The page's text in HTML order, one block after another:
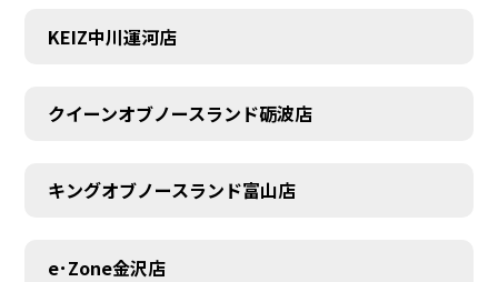
KEIZ中川運河店
クイーンオブノースランド砺波店
キングオブノースランド富山店
e･Zone金沢店